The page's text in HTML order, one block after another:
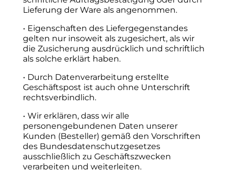
Lieferung der Ware als angenommen.
• Eigenschaften des Liefergegenstandes
gelten nur insoweit als zugesichert, als wir
die Zusicherung ausdrücklich und schriftlich
als solche erklärt haben.
• Durch Datenverarbeitung erstellte
Geschäftspost ist auch ohne Unterschrift
rechtsverbindlich.
• Wir erklären, dass wir alle
personengebundenen Daten unserer
Kunden (Besteller) gemäß den Vorschriften
des Bundesdatenschutzgesetzes
ausschließlich zu Geschäftszwecken
verarbeiten und weiterleiten.